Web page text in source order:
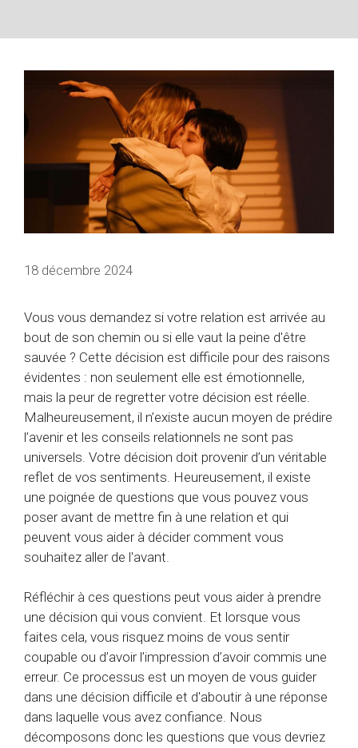
18 décembre 2024
Vous vous demandez si votre relation est arrivée au
bout de son chemin ou si elle vaut la peine d'être
sauvée ? Cette décision est difficile pour des raisons
évidentes : non seulement elle est émotionnelle,
mais la peur de regretter votre décision est réelle.
Malheureusement, il n’existe aucun moyen de prédire
l’avenir et les conseils relationnels ne sont pas
universels. Votre décision doit provenir d’un véritable
reflet de vos sentiments. Heureusement, il existe
une poignée de questions que vous pouvez vous
poser avant de mettre fin à une relation et qui
peuvent vous aider à décider comment vous
souhaitez aller de l'avant.
Réfléchir à ces questions peut vous aider à prendre
une décision qui vous convient. Et lorsque vous
faites cela, vous risquez moins de vous sentir
coupable ou d’avoir l’impression d’avoir commis une
erreur. Ce processus est un moyen de vous guider
dans une décision difficile et d'aboutir à une réponse
dans laquelle vous avez confiance. Nous
décomposons donc les questions que vous devriez